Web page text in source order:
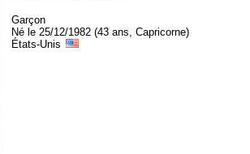
Garçon
Né le 25/12/1982 (43 ans, Capricorne)
États-Unis